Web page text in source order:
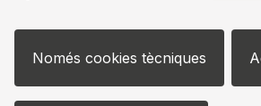
LinkedIn S'obre en
X S'obre en
Només cookies tècniques